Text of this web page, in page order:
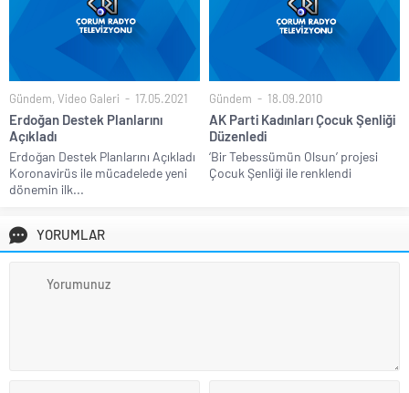
Gündem, Video Galeri 17.05.2021
Erdoğan Destek Planlarını
Açıkladı
Erdoğan Destek Planlarını Açıkladı
Koronavirüs ile mücadelede yeni
dönemin ilk...
Gündem 18.09.2010
AK Parti Kadınları Çocuk Şenliği
Düzenledi
‘Bir Tebessümün Olsun’ projesi
Çocuk Şenliği ile renklendi
YORUMLAR